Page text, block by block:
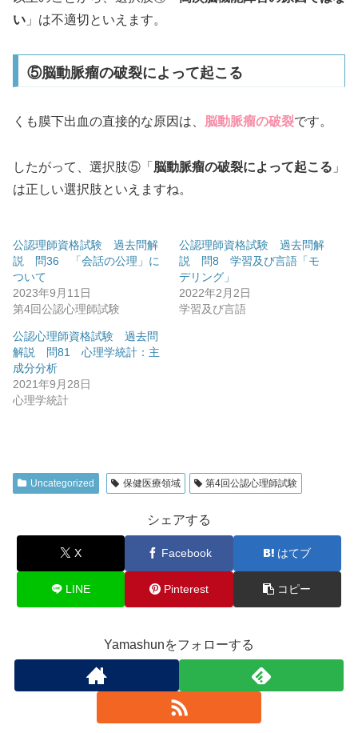
い 」は不適切といえます。
⑤脳動脈瘤の破裂によって起こる
くも膜下出血の直接的な原因は、 脳動脈瘤の破裂です。
したがって、選択肢⑤「 脳動脈瘤の破裂によって起こる 」
は正しい選択肢といえますね。
公認理師資格試験 過去問解
説 問36 「会話の公理」に
ついて
2023年9月11日
第4回公認心理師試験
公認理師資格試験 過去問解
説 問8 学習及び言語「モ
デリング」
2022年2月2日
学習及び言語
公認心理師資格試験 過去問
解説 問81 心理学統計：主
成分分析
2021年9月28日
心理学統計
Uncategorized 保健医療領域 第4回公認心理師試験
シェアする
X Facebook はてブ
LINE Pinterest コピー
Yamashunをフォローする